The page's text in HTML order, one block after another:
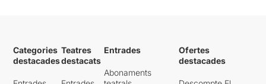
Categories
destacades
Teatres
destacats
Entrades
Abonaments
Ofertes
destacades